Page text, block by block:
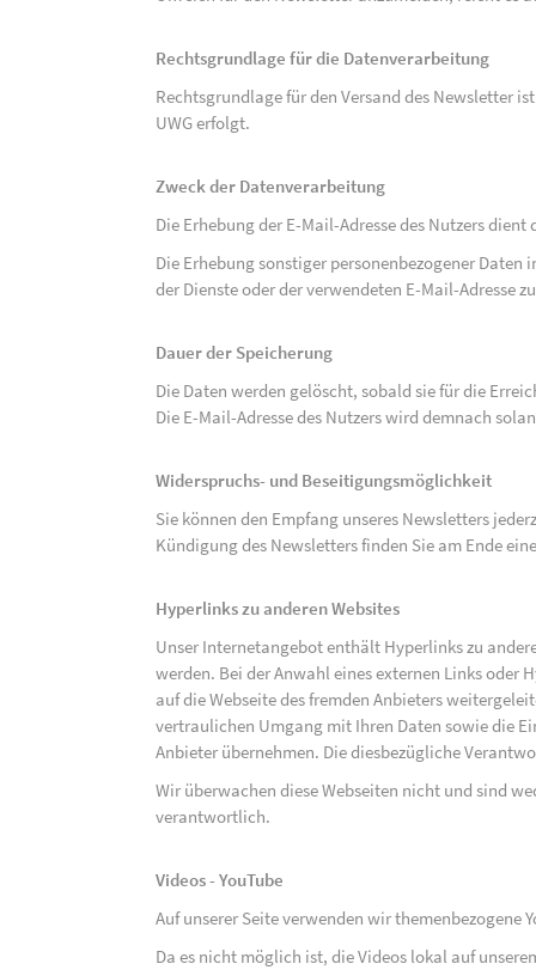
Rechtsgrundlage für die Datenverarbeitung
Rechtsgrundlage für den Versand des Newsletter ist
UWG erfolgt.
Zweck der Datenverarbeitung
Die Erhebung der E-Mail-Adresse des Nutzers
Die Erhebung sonstiger personenbezogener
der Dienste oder der verwendeten E-Mail-Adresse
Dauer der Speicherung
Die Daten werden gelöscht, sobald sie für die
Die E-Mail-Adresse des Nutzers wird demnach
Widerspruchs- und Beseitigungsmöglichkeit
Sie können den Empfang unseres Newsletters
Kündigung des Newsletters finden Sie am Ende
Hyperlinks zu anderen Websites
Unser Internetangebot enthält Hyperlinks zu
werden. Bei der Anwahl eines externen Links oder
auf die Webseite des fremden Anbieters
vertraulichen Umgang mit Ihren Daten sowie die
Anbieter übernehmen. Die diesbezügliche
Wir überwachen diese Webseiten nicht und sind
verantwortlich.
Videos - YouTube
Auf unserer Seite verwenden wir
Da es nicht möglich ist, die Videos lokal auf